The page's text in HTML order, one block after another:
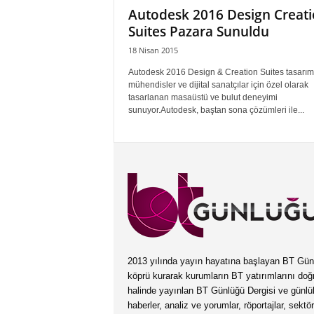
Autodesk 2016 Design
Suites Pazara Sunuldu
18 Nisan 2015
Autodesk 2016 Design & Creation Suites
mühendisler ve dijital sanatçılar için özel olarak
tasarlanan masaüstü ve bulut deneyimi
sunuyor.Autodesk, baştan sona çözümleri ile...
2013 yılında yayın hayatına başlayan BT
köprü kurarak kurumların BT yatırımlarını
halinde yayınlan BT Günlüğü Dergisi ve
haberler, analiz ve yorumlar, röportajlar,